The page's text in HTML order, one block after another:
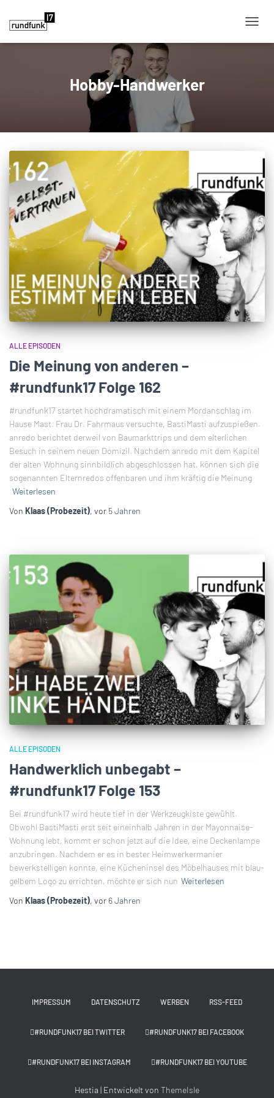
Hobby-Handwerker
ALLE EPISODEN
Die Meinung von anderen –
#rundfunk17 Folge 162
#rundfunk17 startet hochdramatisch mit einem Mordanschlag im
Hause Mast. Frau Dr. Fahrmaus versuchte, BastiMasti aufzuspießen.
anredo berichtet derweil von Baumarkttrips und dem elterlichen
Besuch in seinem neuen Domizil. Nachdem anredo mit dem Kapitel
der alten Wohnung sinnbildlich abgeschlossen hat, können sich die
sogenannten Elternredos offenbaren und ihm kräftig die Meinung
Weiterlesen
Von Klaas (Probezeit), vor 5 Jahren
ALLE EPISODEN
Handwerklich unbegabt –
#rundfunk17 Folge 153
Bei #rundfunk17 wird heute tief in der Werkzeugkiste gewühlt.
Obwohl BastiMasti erst seit eineinhalb Jahren in der Mayonnaise-
Wohnung lebt, kommt er schon jetzt auf die Idee, eine Deckenlampe
anzubringen. Nachdem er es in bester Heimwerkermanier
bewerkstelligen konnte, eine Kücheninsel des Möbelhauses mit blau-
gelbem Logo zu errichten, möchte er sich nun Weiterlesen
Von Klaas (Probezeit), vor 6 Jahren
IMPRESSUM DATENSCHUTZ WERBEN RSS-FEED
#RUNDFUNK17 BEI TWITTER #RUNDFUNK17 BEI FACEBOOK
#RUNDFUNK17 BEI INSTAGRAM #RUNDFUNK17 BEI YOUTUBE
Hestia | Entwickelt von ThemeIsle